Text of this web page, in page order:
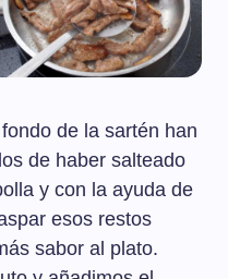
de la sartén han
de haber salteado
y con la ayuda de
esos restos
sabor al plato.